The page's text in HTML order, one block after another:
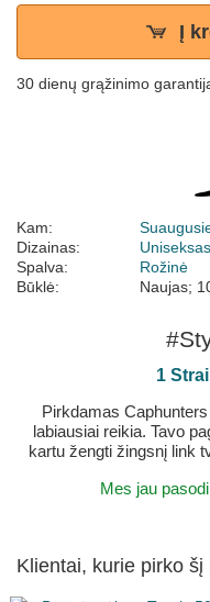
Į
30 dienų grąžinimo
Kam:
Dizainas:
Uniseksas
Spalva:
Rožinė
Būklė:
Naujas;
1
Pirkdamas
labiausiai reikia. Tavo
kartu žengti žingsnį link
Mes jau
Klientai, kurie pirko